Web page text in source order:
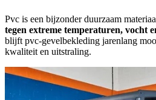
Pvc is een bijzonder duurzaam
tegen extreme temperaturen, vocht
blijft pvc-gevelbekleding jarenlang
kwaliteit en uitstraling.